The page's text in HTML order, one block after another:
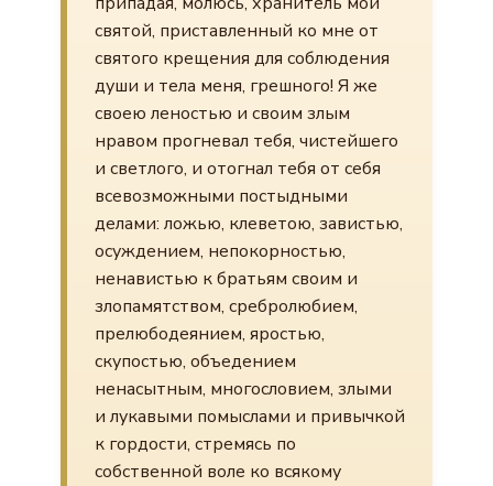
святой, приставленный ко мне от
святого крещения для соблюдения
души и тела меня, грешного! Я же
своею леностью и своим злым
нравом прогневал тебя, чистейшего
и светлого, и отогнал тебя от себя
всевозможными постыдными
делами: ложью, клеветою, завистью,
осуждением, непокорностью,
ненавистью к братьям своим и
злопамятством, сребролюбием,
прелюбодеянием, яростью,
скупостью, объедением
ненасытным, многословием, злыми
и лукавыми помыслами и привычкой
к гордости, стремясь по
собственной воле ко всякому